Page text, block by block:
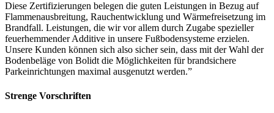
Diese Zertifizierungen belegen die guten Leistungen in Bezug auf
Flammenausbreitung, Rauchentwicklung und Wärmefreisetzung im
Brandfall. Leistungen, die wir vor allem durch Zugabe spezieller
feuerhemmender Additive in unsere Fußbodensysteme erzielen.
Unsere Kunden können sich also sicher sein, dass mit der Wahl der
Bodenbeläge von Bolidt die Möglichkeiten für brandsichere
Parkeinrichtungen maximal ausgenutzt werden.”
Strenge Vorschriften